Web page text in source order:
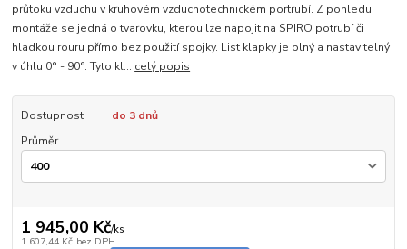
průtoku vzduchu v kruhovém vzduchotechnickém portrubí. Z pohledu
montáže se jedná o tvarovku, kterou lze napojit na SPIRO potrubí či
hladkou rouru přímo bez použití spojky. List klapky je plný a nastavitelný
v úhlu 0° - 90°. Tyto kl... celý popis
Dostupnost
do 3 dnů
Průměr
1 945,00 Kč/ks
1 607,44 Kč bez DPH